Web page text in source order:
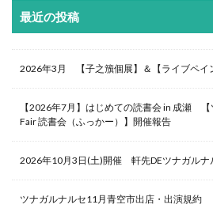
最近の投稿
2026年3月 【子之籏個展】＆【ライブペイ
【2026年7月】はじめての読書会 in 成瀬
Fair 読書会（ふっかー）】開催報告
2026年10月3日(土)開催 軒先DEツナガルナ
ツナガルナルセ11月青空市出店・出演規約